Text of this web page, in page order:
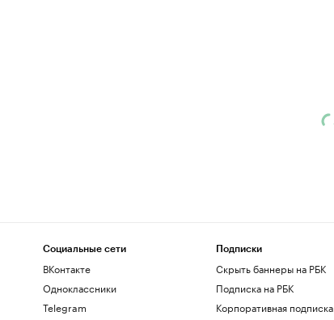
Социальные сети
ВКонтакте
Одноклассники
Telegram
Подписки
Скрыть баннеры на РБК
Подписка на РБК
Корпоративная подписка